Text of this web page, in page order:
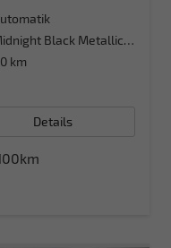
Midnight Black Metallic (0E)
km
Details